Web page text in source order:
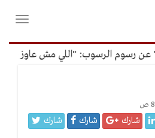
فتح
رسوم الرسوب: "اللي مش عاوز يتعلم
شارك شارك شارك